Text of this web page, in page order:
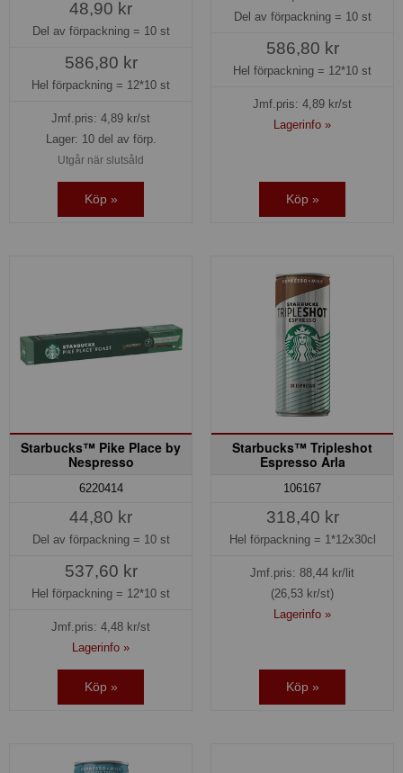
48,90 kr
Del av förpackning = 10 st
586,80 kr
Hel förpackning = 12*10 st
Jmf.pris: 4,89 kr/st
Lager: 10 del av förp.
Utgår när slutsåld
Köp »
Del av förpackning = 10 st
586,80 kr
Hel förpackning = 12*10 st
Jmf.pris: 4,89 kr/st
Lagerinfo »
Köp »
Starbucks™ Pike Place by
Nespresso
6220414
44,80 kr
Del av förpackning = 10 st
537,60 kr
Hel förpackning = 12*10 st
Jmf.pris: 4,48 kr/st
Lagerinfo »
Köp »
Starbucks™ Tripleshot
Espresso Arla
106167
318,40 kr
Hel förpackning = 1*12x30cl
Jmf.pris: 88,44 kr/lit
(26,53 kr/st)
Lagerinfo »
Köp »